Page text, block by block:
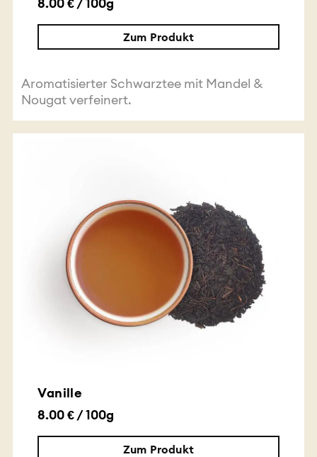
Zum Produkt
Aromatisierter Schwarztee mit Mandel &
Nougat verfeinert.
Vanille
8.00 € / 100g
Zum Produkt